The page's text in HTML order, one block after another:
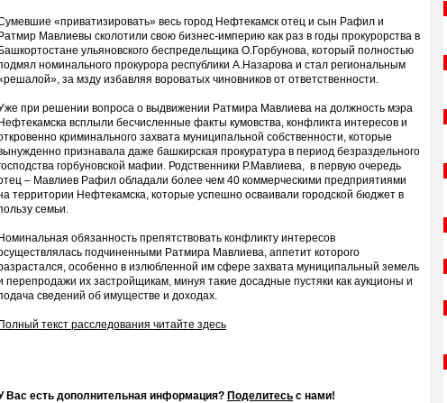
«приватизировать» весь город Нефтекамск отец и сын Рафил и
Ратмир Мавлиевы сколотили свою бизнес-империю как раз в годы прокурорства в
Башкортостане ульяновского беспредельщика О.Горбунова, который полностью
номинального прокурора республики А.Назарова и стал региональным
за мзду избавляя вороватых чиновников от ответственности.
при решении вопроса о выдвижении Ратмира Мавлиева на должность мэра
Нефтекамска всплыли бесчисленные факты кумовства, конфликта интересов и
криминального захвата муниципальной собственности, которые
признавала даже башкирская прокуратура в период безраздельного
горбуновской мафии. Родственники Р.Мавлиева, в первую очередь
– Мавлиев Рафил обладали более чем 40 коммерческими предприятиями
территории Нефтекамска, которые успешно осваивали городской бюджет в
семьи.
Номинальная обязанность препятствовать конфликту интересов
подчиненными Ратмира Мавлиева, аппетит которого
особенно в излюбленной им сфере захвата муниципальный земель
перепродажи их застройщикам, минуя такие досадные пустяки как аукционы и
сведений об имуществе и доходах.
Полный текст расследования читайте здесь
Вас есть дополнительная информация? Поделитесь с нами!